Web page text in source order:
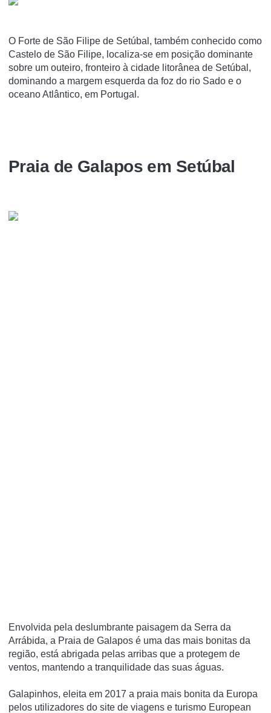
O Forte de São Filipe de Setúbal, também conhecido como
Castelo de São Filipe, localiza-se em posição dominante
sobre um outeiro, fronteiro à cidade litorânea de Setúbal,
dominando a margem esquerda da foz do rio Sado e o
oceano Atlântico, em Portugal.
Praia de Galapos em Setúbal
Envolvida pela deslumbrante paisagem da Serra da
Arrábida, a Praia de Galapos é uma das mais bonitas da
região, está abrigada pelas arribas que a protegem de
ventos, mantendo a tranquilidade das suas águas.
Galapinhos, eleita em 2017 a praia mais bonita da Europa
pelos utilizadores do site de viagens e turismo European